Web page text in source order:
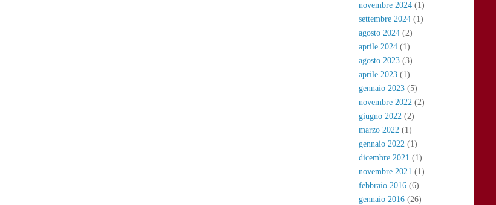
novembre 2024 (1)
settembre 2024 (1)
agosto 2024 (2)
aprile 2024 (1)
agosto 2023 (3)
aprile 2023 (1)
gennaio 2023 (5)
novembre 2022 (2)
giugno 2022 (2)
marzo 2022 (1)
gennaio 2022 (1)
dicembre 2021 (1)
novembre 2021 (1)
febbraio 2016 (6)
gennaio 2016 (26)